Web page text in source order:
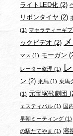
ライトLED化 (2)
リボンタイヤ (2)
(1) マセラティーギブ
ックビデオ (2)
マス (1) モーガン
レーター修理 (1)
ン (2) 乗馬 (1) 乗馬
(1) 元宝塚歌劇団
ェスティバル (1) 国
早朝ミーティング (1)
の駅たてやま (1) 溶